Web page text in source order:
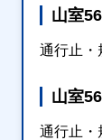
山室
通行止・
山室
通行止・